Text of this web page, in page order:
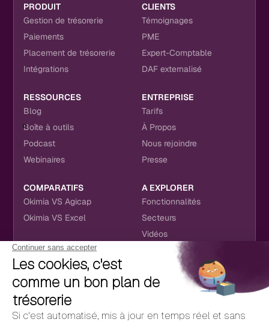
PRODUIT
Gestion de trésorerie
Paiements
Placement de trésorerie
Intégrations
CLIENTS
Témoignages
PME
Expert-Comptable
DAF externalisé
RESSOURCES
Blog
Boîte à outils
Podcast
Webinaires
ENTREPRISE
Tarifs
À Propos
Nous rejoindre
Presse
COMPARATIFS
Okimia VS Agicap
Okimia VS Excel
A EXPLORER
Fonctionnalités
Secteurs
Vidéos
NOUS RETROUVER
CONTACT
hello@okimia.com
01 76 50 33 88
RÉSEAUX SOCIAUX